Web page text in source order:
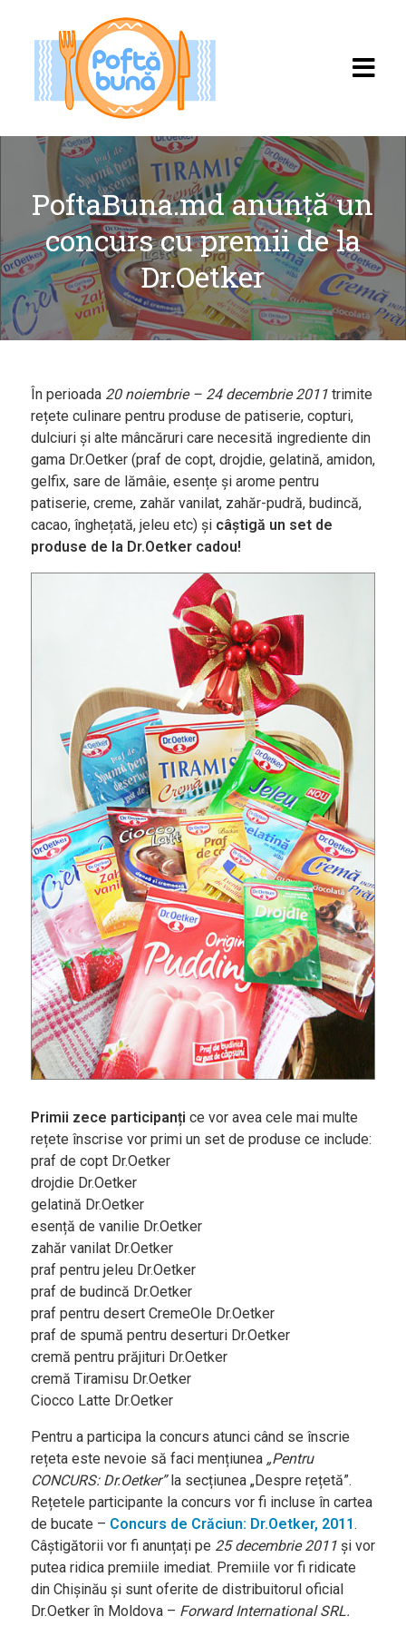
Acasă
Rețete
Toate rețetele
Bucătării
Românească
Internațională
Europeană
Italiană
Revistă
Gastronomie
Știri culinare
Agenda și
Evenimente
Concursuri
Digest
PoftaBuna.md
Nutriție
PoftaBuna.md anunță un
concurs cu premii de la
Dr.Oetker
În perioada 20 noiembrie – 24 decembrie 2011trimite
rețete culinare pentru produse de patiserie, copturi,
dulciuri și alte mâncăruri care necesită ingrediente din
gama Dr.Oetker (praf de copt, drojdie, gelatină, amidon,
gelfix, sare de lămâie, esențe și arome pentru
patiserie, creme, zahăr vanilat, zahăr-pudră, budincă,
cacao, înghețată, jeleu etc) și câștigă un set de
produse de la Dr.Oetker cadou!
Primii zece participanți ce vor avea cele mai multe
rețete înscrise vor primi un set de produse ce include:
praf de copt Dr.Oetker
drojdie Dr.Oetker
gelatină Dr.Oetker
esență de vanilie Dr.Oetker
zahăr vanilat Dr.Oetker
praf pentru jeleu Dr.Oetker
praf de budincă Dr.Oetker
praf pentru desert CremeOle Dr.Oetker
praf de spumă pentru deserturi Dr.Oetker
cremă pentru prăjituri Dr.Oetker
cremă Tiramisu Dr.Oetker
Ciocco Latte Dr.Oetker
Pentru a participa la concurs atunci când se înscrie
rețeta este nevoie să faci mențiunea „Pentru
CONCURS: Dr.Oetker”la secțiunea „Despre rețetă”.
Rețetele participante la concurs vor fi incluse în cartea
de bucate – Concurs de Crăciun: Dr.Oetker, 2011 .
Câștigătorii vor fi anunțați pe 25 decembrie 2011și vor
putea ridica premiile imediat. Premiile vor fi ridicate
din Chișinău și sunt oferite de distribuitorul oficial
Dr.Oetker în Moldova – Forward International SRL.